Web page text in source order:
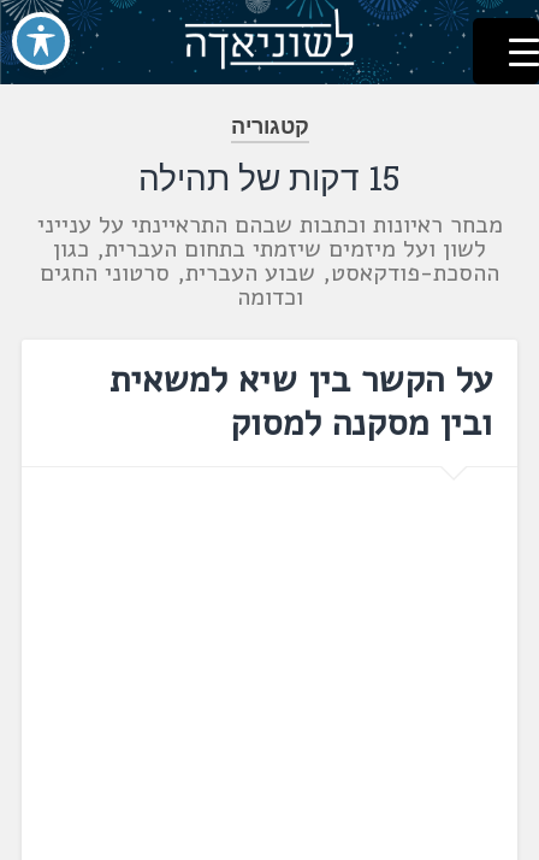
דלג
לתוכן
לשוניאדה
עברית. לשון. שפה
קטגוריה
15 דקות של תהילה
מבחר ראיונות וכתבות שבהם התראיינתי על ענייני
לשון ועל מיזמים שיזמתי בתחום העברית, כגון
ההסכת-פודקאסט, שבוע העברית, סרטוני החגים
וכדומה
על הקשר בין שיא למשאית
ובין מסקנה למסוק